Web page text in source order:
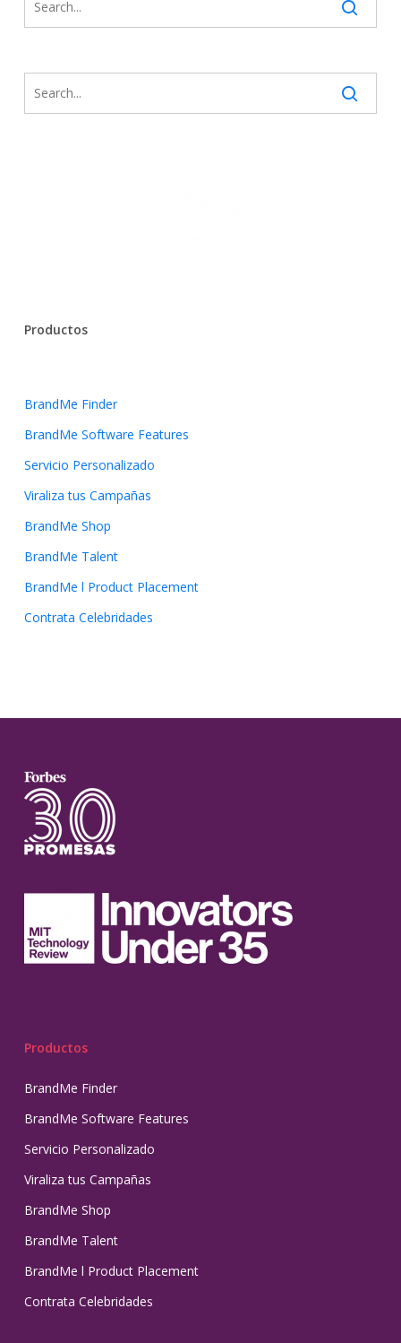
Productos
BrandMe Finder
BrandMe Software Features
Servicio Personalizado
Viraliza tus Campañas
BrandMe Shop
BrandMe Talent
BrandMe l Product Placement
Contrata Celebridades
Productos
BrandMe Finder
BrandMe Software Features
Servicio Personalizado
Viraliza tus Campañas
BrandMe Shop
BrandMe Talent
BrandMe l Product Placement
Contrata Celebridades